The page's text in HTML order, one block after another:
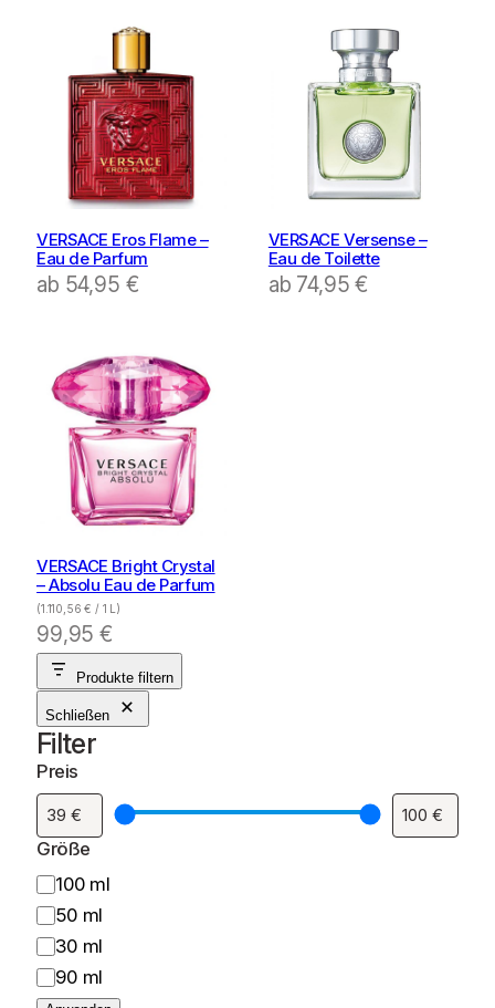
VERSACE Eros Flame –
Eau de Parfum
ab 54,95 €
VERSACE Versense –
Eau de Toilette
ab 74,95€
VERSACE Bright Crystal
– Absolu Eau de Parfum
(1.110,56€ / 1 L)
99,95€
Produkte filtern
Schließen
Filter
Preis
Größe
G
r
ö
ß
e
100 ml
50 ml
30 ml
90 ml